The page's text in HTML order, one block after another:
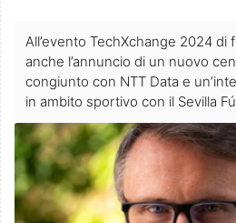
All’evento TechXchange 2024 di
anche l’annuncio di un nuovo
congiunto con NTT Data e
in ambito sportivo con il Sevilla